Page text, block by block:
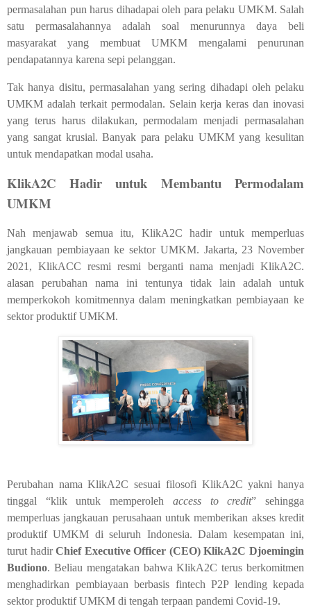
permasalahan pun harus dihadapai oleh para pelaku UMKM. Salah
satu permasalahannya adalah soal menurunnya daya beli
masyarakat yang membuat UMKM mengalami penurunan
pendapatannya karena sepi pelanggan.
Tak hanya disitu, permasalahan yang sering dihadapi oleh pelaku
UMKM adalah terkait permodalan. Selain kerja keras dan inovasi
yang terus harus dilakukan, permodalam menjadi permasalahan
yang sangat krusial. Banyak para pelaku UMKM yang kesulitan
untuk mendapatkan modal usaha.
KlikA2C Hadir untuk Membantu Permodalam
UMKM
Nah menjawab semua itu, KlikA2C hadir untuk memperluas
jangkauan pembiayaan ke sektor UMKM. Jakarta, 23 November
2021, KlikACC resmi resmi berganti nama menjadi KlikA2C.
alasan perubahan nama ini tentunya tidak lain adalah untuk
memperkokoh komitmennya dalam meningkatkan pembiayaan ke
sektor produktif UMKM.
Perubahan nama KlikA2C sesuai filosofi KlikA2C yakni hanya
tinggal “klik untuk memperoleh access to credit” sehingga
memperluas jangkauan perusahaan untuk memberikan akses kredit
produktif UMKM di seluruh Indonesia. Dalam kesempatan ini,
turut hadirChief Executive Officer (CEO) KlikA2C Djoemingin
Budiono. Beliau mengatakan bahwa KlikA2C terus berkomitmen
menghadirkan pembiayaan berbasis fintech P2P lending kepada
sektor produktif UMKM di tengah terpaan pandemi Covid-19.